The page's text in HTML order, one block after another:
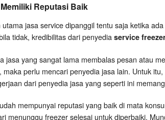
Reputasi Baik
jasa service dipanggil tentu saja ketika
tidak, kredibilitas dari penyedia service
jasa yang sangat lama membalas pesan atau
perlu mencari penyedia jasa lain. Untuk
dari penyedia jasa yang seperti ini
mempunyai reputasi yang baik di mata
menunggu freezer selesai untuk diperbaiki.